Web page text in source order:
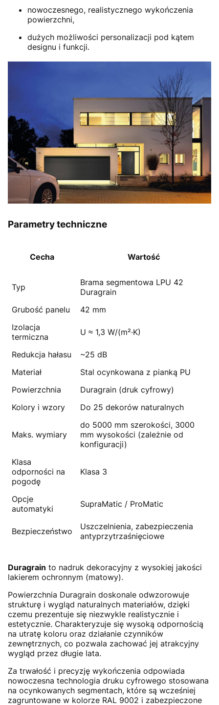
nowoczesnego, realistycznego wykończenia
powierzchni,
dużych możliwości personalizacji pod kątem
designu i funkcji.
Parametry techniczne
Cecha Wartość
Typ
Brama segmentowa LPU 42
Duragrain
Grubość panelu
42 mm
Izolacja
termiczna
U ≈ 1,3 W/(m²·K)
Redukcja hałasu
~25 dB
Materiał
Stal ocynkowana z pianką PU
Powierzchnia
Duragrain (druk cyfrowy)
Kolory i wzory
Do 25 dekorów naturalnych
Maks. wymiary
do 5000 mm szerokości, 3000
mm wysokości (zależnie od
konfiguracji)
Klasa
odporności na
pogodę
Klasa 3
Opcje
automatyki
SupraMatic / ProMatic
Bezpieczeństwo
Uszczelnienia, zabezpieczenia
antyprzytrzaśnięciowe
Duragrain to nadruk dekoracyjny z wysokiej jakości
lakierem ochronnym (matowy).
Powierzchnia Duragrain doskonale odwzorowuje
strukturę i wygląd naturalnych materiałów, dzięki
czemu prezentuje się niezwykle realistycznie i
estetycznie. Charakteryzuje się wysoką odpornością
na utratę koloru oraz działanie czynników
zewnętrznych, co pozwala zachować jej atrakcyjny
wygląd przez długie lata.
Za trwałość i precyzję wykończenia odpowiada
nowoczesna technologia druku cyfrowego stosowana
na ocynkowanych segmentach, które są wcześniej
zagruntowane w kolorze RAL 9002 i zabezpieczone